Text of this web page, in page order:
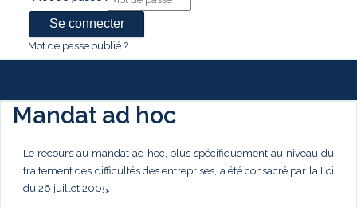
Mot de passe oublié ?
Mandat ad hoc
Le recours au mandat ad hoc, plus spécifiquement au niveau du
traitement des difficultés des entreprises, a été consacré par la Loi
du 26 juillet 2005.